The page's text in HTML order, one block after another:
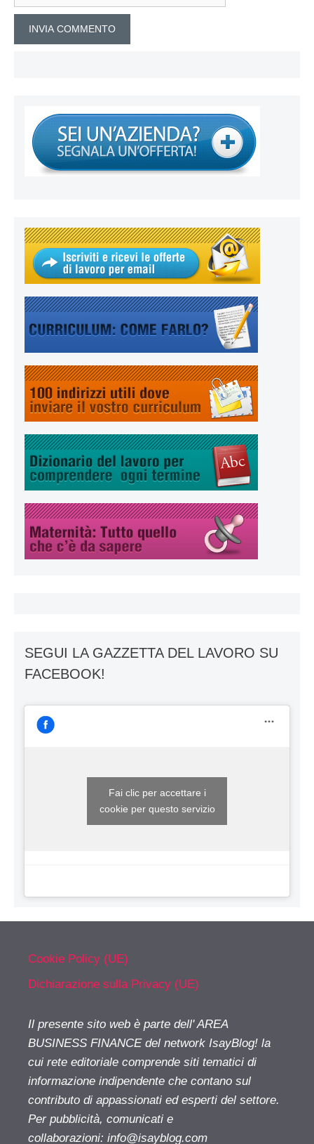
SEGUI LA GAZZETTA DEL LAVORO SU
FACEBOOK!
Fai clic per accettare i
cookie per questo servizio
Cookie Policy (UE)
Dichiarazione sulla Privacy (UE)
Il presente sito web è parte dell' AREA
BUSINESS FINANCE del network IsayBlog! la
cui rete editoriale comprende siti tematici di
informazione indipendente che contano sul
contributo di appassionati ed esperti del settore.
Per pubblicità, comunicati e
collaborazioni: info@isayblog.com